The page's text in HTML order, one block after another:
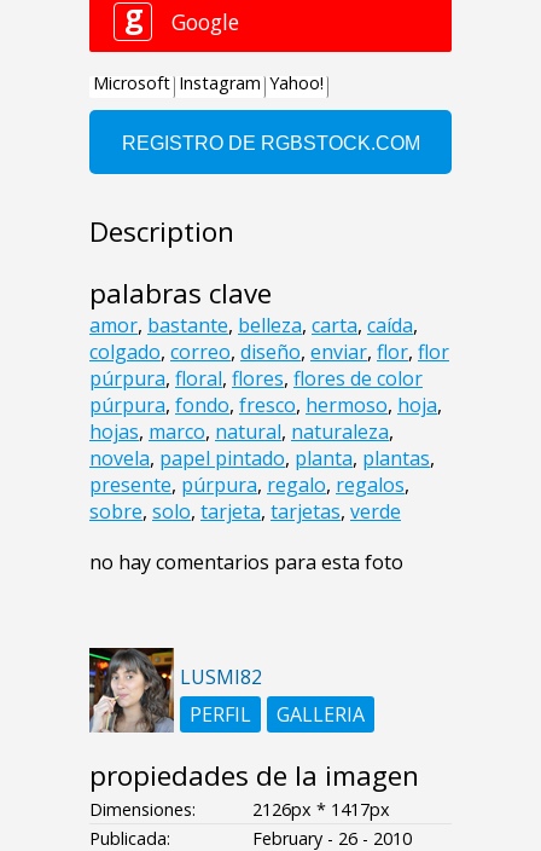
Description
palabras clave
amor, bastante, belleza, carta, caída,
colgado, correo, diseño, enviar, flor, flor
púrpura, floral, flores, flores de color
púrpura, fondo, fresco, hermoso, hoja,
hojas, marco, natural, naturaleza,
novela, papel pintado, planta, plantas,
presente, púrpura, regalo, regalos,
sobre, solo, tarjeta, tarjetas, verde
no hay comentarios para esta foto
LUSMI82
PERFIL
GALLERIA
propiedades de la imagen
Dimensiones:
2126px * 1417px
Publicada:
February - 26 - 2010